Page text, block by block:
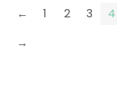
wasbare…
← 1 2 3 4
→